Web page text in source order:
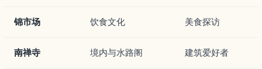
锦市场 饮食文化 美食探访
南禅寺 境内与水路阁 建筑爱好者